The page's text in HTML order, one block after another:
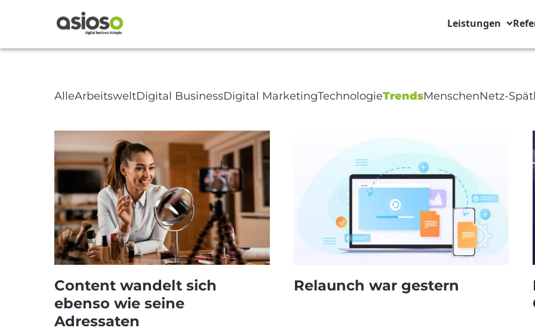
Leistungen
Article Page Title
AlleArbeitsweltDigital BusinessDigital MarketingTechnologieTrendsMenschenNetz-
Content wandelt sich
ebenso wie seine
Adressaten
Relaunch war gestern